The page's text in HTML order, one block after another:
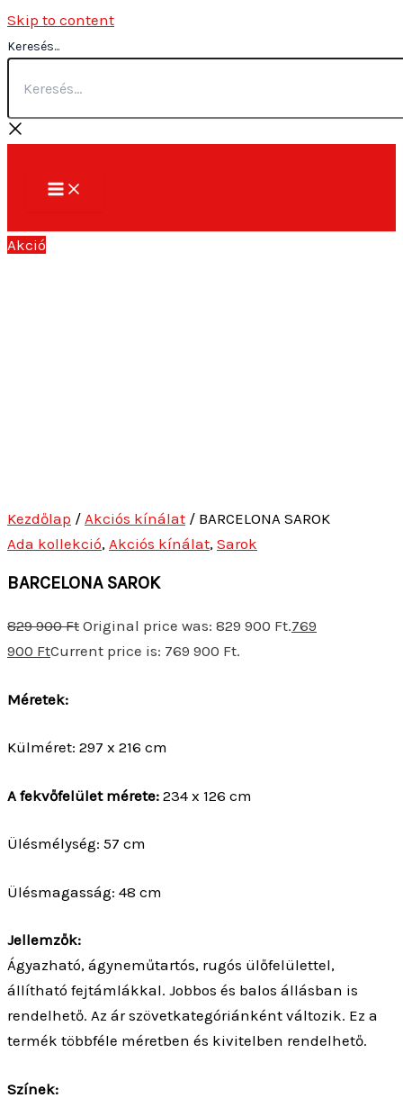
Skip to content
Keresés...
Akció
Kezdőlap / Akciós kínálat / BARCELONA SAROK
Ada kollekció, Akciós kínálat, Sarok
BARCELONA SAROK
829 900Ft Original price was: 829 900 Ft.769
900 FtCurrent price is: 769 900 Ft.
Méretek:
Külméret: 297 x 216 cm
A fekvőfelület mérete: 234 x 126 cm
Ülésmélység: 57 cm
Ülésmagasság: 48 cm
Jellemzők:
Ágyazható, ágyneműtartós, rugós ülőfelülettel,
állítható fejtámlákkal. Jobbos és balos állásban is
rendelhető. Az ár szövetkategóriánként változik. Ez a
termék többféle méretben és kivitelben rendelhető.
Színek: